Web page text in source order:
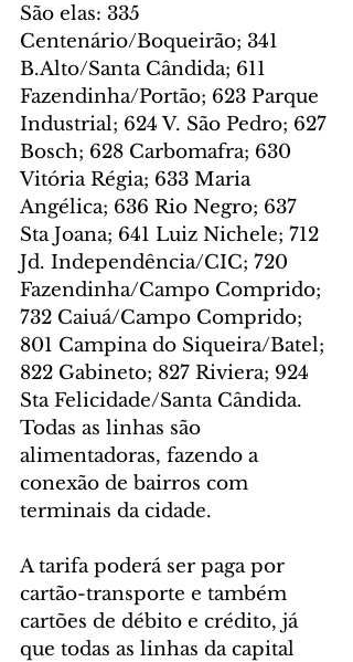
São elas: 335
Centenário/Boqueirão; 341
B.Alto/Santa Cândida; 611
Fazendinha/Portão; 623 Parque
Industrial; 624 V. São Pedro; 627
Bosch; 628 Carbomafra; 630
Vitória Régia; 633 Maria
Angélica; 636 Rio Negro; 637
Sta Joana; 641 Luiz Nichele; 712
Jd. Independência/CIC; 720
Fazendinha/Campo Comprido;
732 Caiuá/Campo Comprido;
801 Campina do Siqueira/Batel;
822 Gabineto; 827 Riviera; 924
Sta Felicidade/Santa Cândida.
Todas as linhas são
alimentadoras, fazendo a
conexão de bairros com
terminais da cidade.
A tarifa poderá ser paga por
cartão-transporte e também
cartões de débito e crédito, já
que todas as linhas da capital